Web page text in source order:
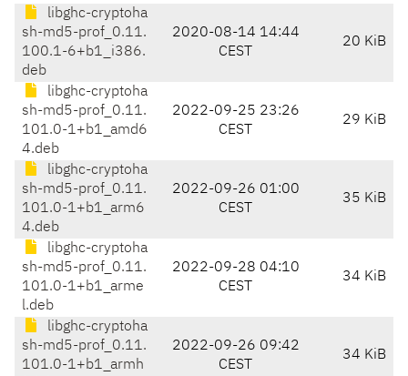
libghc-cryptoha
sh-md5-prof_0.11.
100.1-6+b1_i386.
deb
2020-08-14 14:44
CEST
20 KiB
libghc-cryptoha
sh-md5-prof_0.11.
101.0-1+b1_amd6
4.deb
2022-09-25 23:26
CEST
29 KiB
libghc-cryptoha
sh-md5-prof_0.11.
101.0-1+b1_arm6
4.deb
2022-09-26 01:00
CEST
35 KiB
libghc-cryptoha
sh-md5-prof_0.11.
101.0-1+b1_arme
l.deb
2022-09-28 04:10
CEST
34 KiB
libghc-cryptoha
sh-md5-prof_0.11.
101.0-1+b1_armh
2022-09-26 09:42
CEST
34 KiB